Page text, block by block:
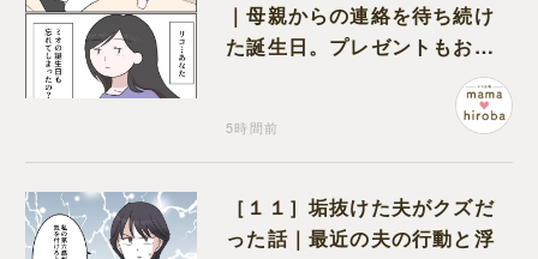
｜母親からの連絡を待ち続け
た誕生日。プレゼントもお祝
5時間前
［１１］垢抜けた夫がクズだ
った話｜最近の夫の行動と浮